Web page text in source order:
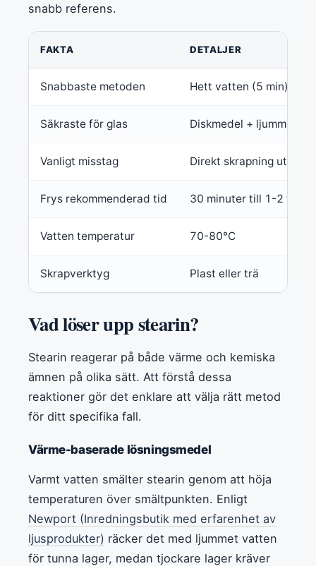
snabb referens.
FAKTA DETALJER
Snabbaste metoden Hett vatten (5 min)
Säkraste för glas Diskmedel + ljummet
Vanligt misstag Direkt skrapning utan
Frys rekommenderad tid 30 minuter till 1-2
Vatten temperatur 70-80°C
Skrapverktyg Plast eller trä
Vad löser upp stearin?
Stearin reagerar på både värme och kemiska
ämnen på olika sätt. Att förstå dessa
reaktioner gör det enklare att välja rätt metod
för ditt specifika fall.
Värme-baserade lösningsmedel
Varmt vatten smälter stearin genom att höja
temperaturen över smältpunkten. Enligt
Newport (Inredningsbutik med erfarenhet av
ljusprodukter) räcker det med ljummet vatten
för tunna lager, medan tjockare lager kräver